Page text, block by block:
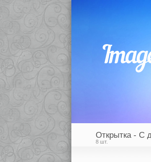
Открытка - С
8 шт.